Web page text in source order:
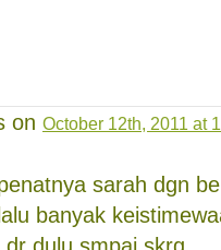
on October 12th, 2011 at
sarah dgn
banyak